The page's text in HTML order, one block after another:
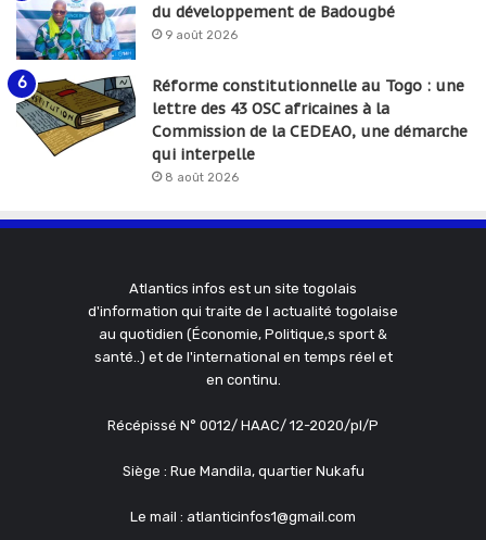
du développement de Badougbé
9 août 2026
Réforme constitutionnelle au Togo : une
lettre des 43 OSC africaines à la
Commission de la CEDEAO, une démarche
qui interpelle
8 août 2026
Atlantics infos est un site togolais
d'information qui traite de l actualité togolaise
au quotidien (Économie, Politique,s sport &
santé..) et de l'international en temps réel et
en continu.
Récépissé N° 0012/ HAAC/ 12-2020/pl/P
Siège : Rue Mandila, quartier Nukafu
Le mail : atlanticinfos1@gmail.com